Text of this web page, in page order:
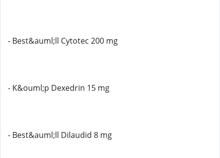
- Best&auml;ll Cytotec 200 mg
- K&ouml;p Dexedrin 15 mg
- Best&auml;ll Dilaudid 8 mg